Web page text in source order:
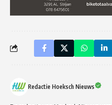
Redactie Hoeksch Nieuws